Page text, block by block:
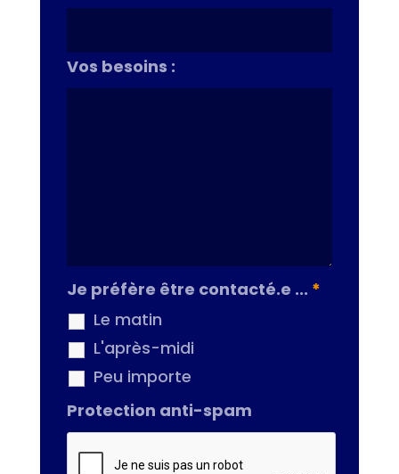
Vos besoins :
Je préfère être contacté.e ... *
Le matin
L'après-midi
Peu importe
Protection anti-spam